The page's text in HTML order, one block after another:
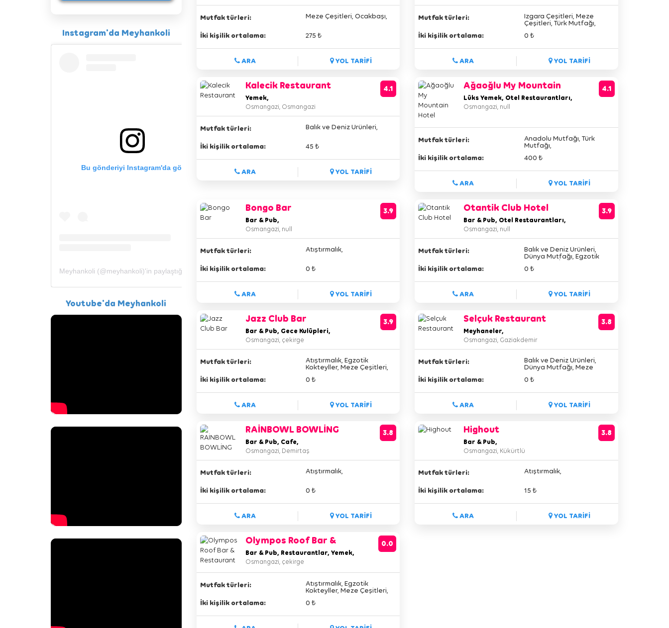
Instagram'da Meyhankoli
Bu gönderiyi Instagram'da gör
Meyhankoli (@meyhankoli)'in paylaştığı bir gönderi
Youtube'da Meyhankoli
Mutfak türleri: Meze Çeşitleri, Ocakbaşı,
İki kişilik ortalama: 275 ₺
ARA YOL TARİFİ
Mutfak türleri:
Izgara Çeşitleri, Meze
Çeşitleri, Türk Mutfağı,
İki kişilik ortalama:
0 ₺
ARA YOL TARİFİ
Kalecik Restaurant
Yemek,
Osmangazi, Osmangazi
4.1
Mutfak türleri: Balık ve Deniz Ürünleri,
İki kişilik ortalama: 45 ₺
ARA YOL TARİFİ
Ağaoğlu My Mountain
Hotel
Lüks Yemek, Otel Restaurantları,
Yemek,
Osmangazi, null
4.1
Mutfak türleri:
Anadolu Mutfağı, Türk
Mutfağı,
İki kişilik ortalama:
400 ₺
ARA YOL TARİFİ
Bongo Bar
Bar & Pub,
Osmangazi, null
3.9
Mutfak türleri: Atıştırmalık,
İki kişilik ortalama: 0 ₺
ARA YOL TARİFİ
Otantik Club Hotel
Bar & Pub, Otel Restaurantları,
Osmangazi, null
3.9
Mutfak türleri:
Balık ve Deniz Ürünleri,
Dünya Mutfağı, Egzotik
Izgara Çeşitleri, Meze
İki kişilik ortalama: 0 ₺
ARA YOL TARİFİ
Jazz Club Bar
Bar & Pub, Gece Kulüpleri,
Osmangazi, çekirge
3.9
Mutfak türleri:
Atıştırmalık, Egzotik
Kokteyller, Meze Çeşitleri,
İki kişilik ortalama:
0 ₺
ARA YOL TARİFİ
Selçuk Restaurant
Meyhaneler,
Osmangazi, Gaziakdemir
3.8
Mutfak türleri:
Balık ve Deniz Ürünleri,
Dünya Mutfağı, Meze
İki kişilik ortalama: 0 ₺
ARA YOL TARİFİ
RAİNBOWL BOWLİNG
Bar & Pub, Cafe,
Osmangazi, Demirtaş
3.8
Mutfak türleri: Atıştırmalık,
İki kişilik ortalama: 0 ₺
ARA YOL TARİFİ
Highout
Bar & Pub,
Osmangazi, Kükürtlü
3.8
Mutfak türleri: Atıştırmalık,
İki kişilik ortalama: 15 ₺
ARA YOL TARİFİ
Olympos Roof Bar &
Restaurant
Bar & Pub, Restaurantlar, Yemek,
Osmangazi, çekirge
0.0
Mutfak türleri:
Atıştırmalık, Egzotik
Kokteyller, Meze Çeşitleri,
İki kişilik ortalama: 0 ₺